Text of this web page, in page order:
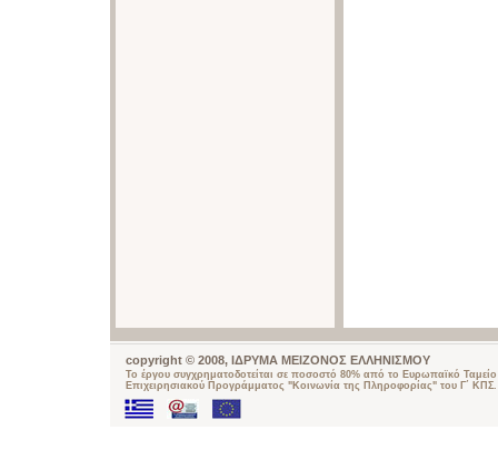
copyright © 2008, ΙΔΡΥΜΑ ΜΕΙΖΟΝΟΣ ΕΛΛΗΝΙΣΜΟΥ
Το έργου συγχρηματοδοτείται σε ποσοστό 80% από το Ευρωπαϊκό
Επιχειρησιακού Προγράμματος "Κοινωνία της Πληροφορίας" του Γ΄ ΚΠΣ.